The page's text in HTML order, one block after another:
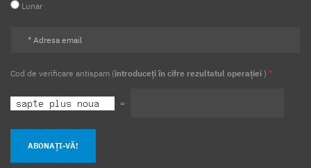
Lunar
Cod de verificare antispam (introduceți în cifre rezultatul operației ) *
=
ABONAȚI-VĂ!